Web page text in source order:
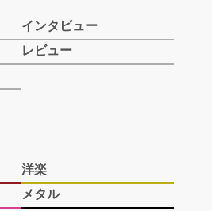
インタビュー
レビュー
洋楽
メタル